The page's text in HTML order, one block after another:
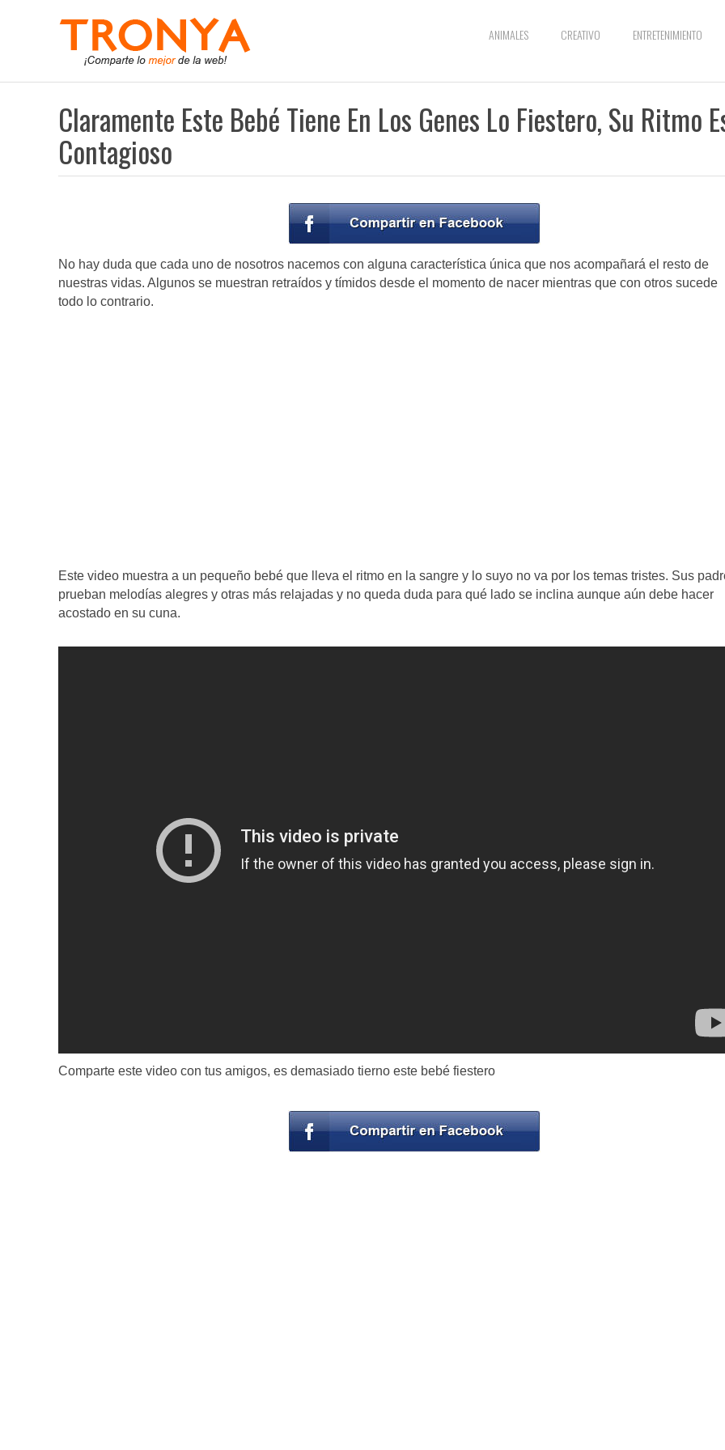
ANIMALES CREATIVO ENTRETENIMIENTO
Claramente Este Bebé Tiene En Los Genes Lo Fiestero, Su Ritmo
Contagioso
No hay duda que cada uno de nosotros nacemos con alguna característica única que nos acompañará el resto de
nuestras vidas. Algunos se muestran retraídos y tímidos desde el momento de nacer mientras que con otros sucede
todo lo contrario.
Este video muestra a un pequeño bebé que lleva el ritmo en la sangre y lo suyo no va por los temas tristes. Sus
prueban melodías alegres y otras más relajadas y no queda duda para qué lado se inclina aunque aún debe hacer
acostado en su cuna.
Comparte este video con tus amigos, es demasiado tierno este bebé fiestero